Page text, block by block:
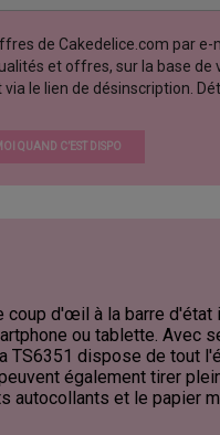
de Cakedelice.com par e-
et offres, sur la base de
le lien de désinscription.
QUAND C’EST DISPO
d'œil à la barre d'état
ou tablette. Avec
TS6351 dispose de tout
également tirer
autocollants et le papier